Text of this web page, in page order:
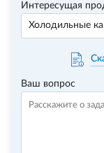
Интересущая
Холодильные
Ваш вопрос